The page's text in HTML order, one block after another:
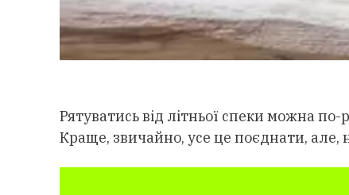
Рятуватись від літньої спеки можна
Краще, звичайно, усе це поєднати, але,